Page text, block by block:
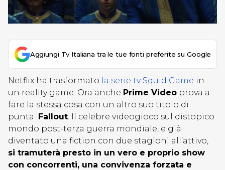
Aggiungi Tv Italiana tra le tue fonti preferite su Google
Netflix ha trasformato la serie tv Squid Game in
un reality game. Ora anche Prime Video prova a
fare la stessa cosa con un altro suo titolo di
punta: Fallout. Il celebre videogioco sul distopico
mondo post-terza guerra mondiale, e già
diventato una fiction con due stagioni all’attivo,
si tramuterà presto in un vero e proprio show
con concorrenti, una convivenza forzata e